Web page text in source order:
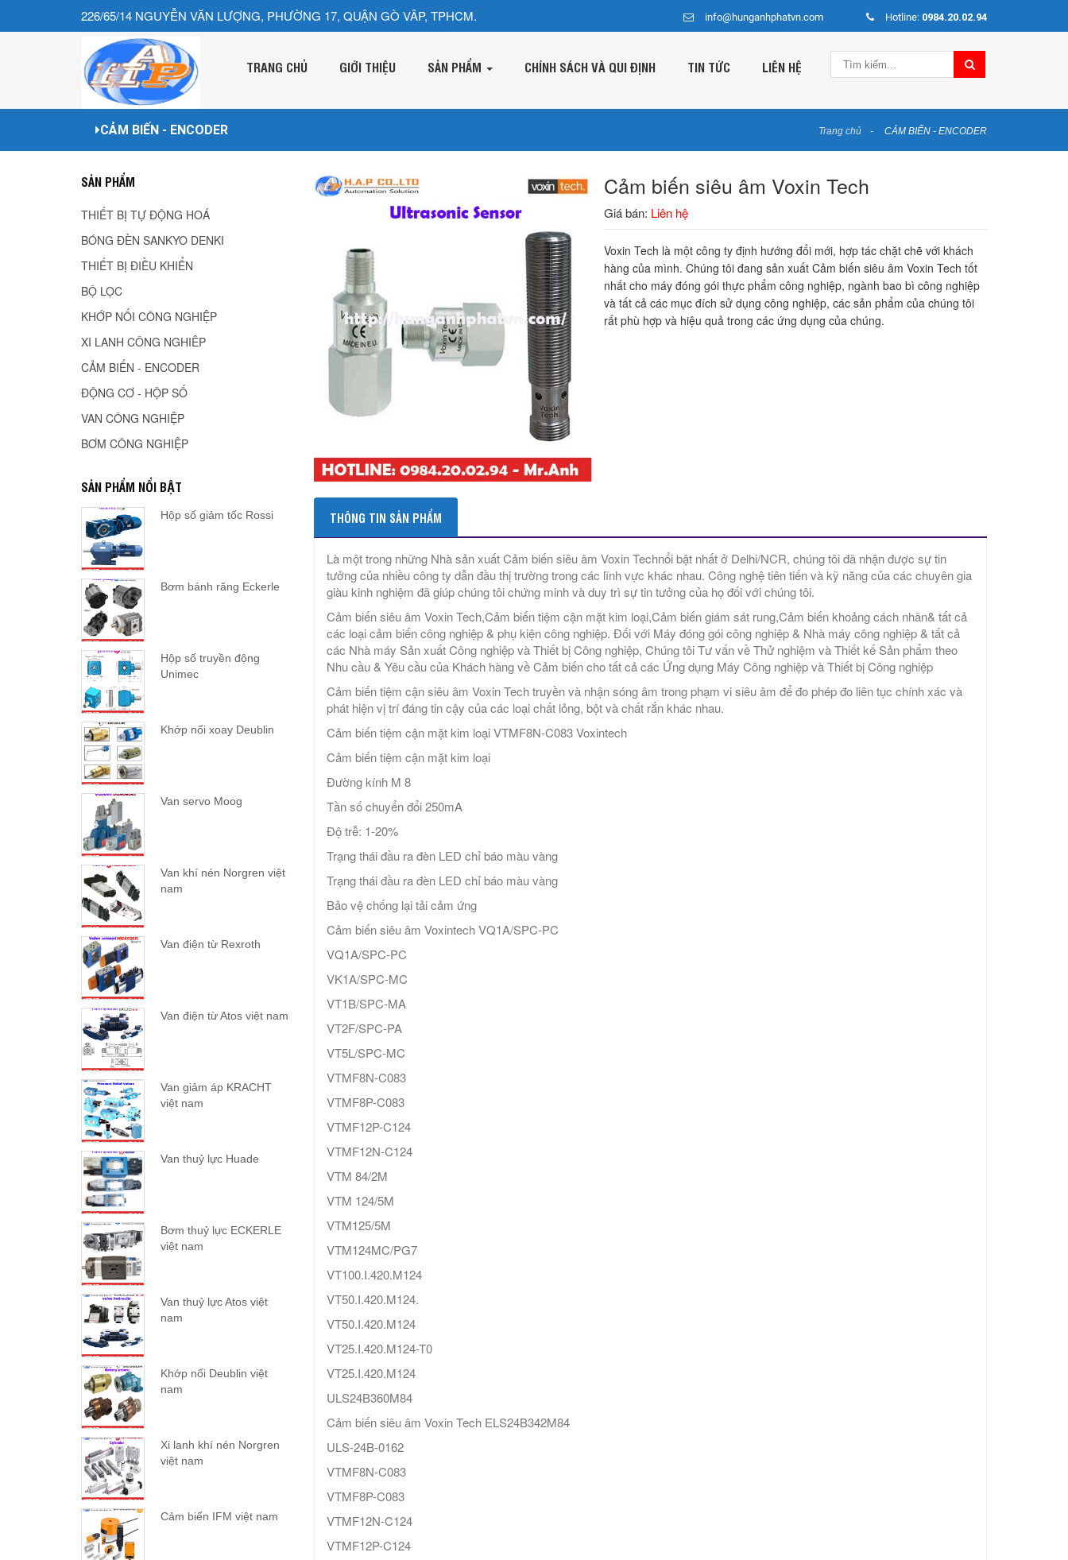
226/65/14 NGUYỄN VĂN LƯỢNG, PHƯỜNG 17, QUẬN GÒ VÂP, TPHCM. info@hunganhphatvn.com Hotline: 0984.20.02.94
TRANG CHỦ GIỚI THIỆU SẢN PHẨM CHÍNH SÁCH VÀ QUI ĐỊNH TIN TỨC LIÊN HỆ
CẢM BIẾN - ENCODER Trang chủ CẢM BIẾN - ENCODER
Cảm biến siêu âm Voxin Tech
Giá bán: Liên hệ
Voxin Tech là một công ty định hướng đổi mới, hợp tác chặt chẽ với khách
hàng của mình. Chúng tôi đang sản xuất Cảm biến siêu âm Voxin Tech tốt
nhất cho máy đóng gói thực phẩm công nghiệp, ngành bao bì công nghiệp
và tất cả các mục đích sử dụng công nghiệp, các sản phẩm của chúng tôi
rất phù hợp và hiệu quả trong các ứng dụng của chúng.
THÔNG TIN SẢN PHẨM
Là một trong những Nhà sản xuất Cảm biến siêu âm Voxin Technổi bật nhất ở Delhi/NCR, chúng tôi đã nhận được sự tin
tưởng của nhiều công ty dẫn đầu thị trường trong các lĩnh vực khác nhau. Công nghệ tiên tiến và kỹ năng của các chuyên gia
giàu kinh nghiệm đã giúp chúng tôi chứng minh và duy trì sự tin tưởng của họ đối với chúng tôi.
Cảm biến siêu âm Voxin Tech,Cảm biến tiệm cận mặt kim loại,Cảm biến giám sát rung,Cảm biến khoảng cách nhãn& tất cả
các loại cảm biến công nghiệp & phụ kiện công nghiệp. Đối với Máy đóng gói công nghiệp & Nhà máy công nghiệp & tất cả
các Nhà máy Sản xuất Công nghiệp và Thiết bị Công nghiệp, Chúng tôi Tư vấn về Thử nghiệm và Thiết kế Sản phẩm theo
Nhu cầu & Yêu cầu của Khách hàng về Cảm biến cho tất cả các Ứng dụng Máy Công nghiệp và Thiết bị Công nghiệp
Cảm biến tiệm cận siêu âm Voxin Tech truyền và nhận sóng âm trong phạm vi siêu âm để đo phép đo liên tục chính xác và
phát hiện vị trí đáng tin cậy của các loại chất lỏng, bột và chất rắn khác nhau.
Cảm biến tiệm cận mặt kim loại VTMF8N-C083 Voxintech
Cảm biến tiệm cận mặt kim loại
Đường kính M 8
Tần số chuyển đổi 250mA
Độ trễ: 1-20%
Trạng thái đầu ra đèn LED chỉ báo màu vàng
Trạng thái đầu ra đèn LED chỉ báo màu vàng
Bảo vệ chống lại tải cảm ứng
Cảm biến siêu âm Voxintech VQ1A/SPC-PC
VQ1A/SPC-PC
VK1A/SPC-MC
VT1B/SPC-MA
VT2F/SPC-PA
VT5L/SPC-MC
VTMF8N-C083
VTMF8P-C083
VTMF12P-C124
VTMF12N-C124
VTM 84/2M
VTM 124/5M
VTM125/5M
VTM124MC/PG7
VT100.I.420.M124
VT50.I.420.M124.
VT50.I.420.M124
VT25.I.420.M124-T0
VT25.I.420.M124
ULS24B360M84
Cảm biến siêu âm Voxin Tech ELS24B342M84
ULS-24B-0162
VTMF8N-C083
VTMF8P-C083
VTMF12N-C124
VTMF12P-C124
SẢN PHẨM
THIẾT BỊ TỰ ĐỘNG HOÁ
BÓNG ĐÈN SANKYO DENKI
THIẾT BỊ ĐIỀU KHIỂN
BỘ LỌC
KHỚP NỐI CÔNG NGHIỆP
XI LANH CÔNG NGHIÊP
CẢM BIẾN - ENCODER
ĐỘNG CƠ - HỘP SỐ
VAN CÔNG NGHIỆP
BƠM CÔNG NGHIỆP
SẢN PHẨM NỔI BẬT
Hộp số giảm tốc Rossi
Bơm bánh răng Eckerle
Hộp số truyền động
Unimec
Khớp nối xoay Deublin
Van servo Moog
Van khí nén Norgren việt
nam
Van điện từ Rexroth
Van điện từ Atos việt nam
Van giảm áp KRACHT
việt nam
Van thuỷ lực Huade
Bơm thuỷ lực ECKERLE
việt nam
Van thuỷ lực Atos việt
nam
Khớp nối Deublin việt
nam
Xi lanh khí nén Norgren
việt nam
Cảm biến IFM việt nam